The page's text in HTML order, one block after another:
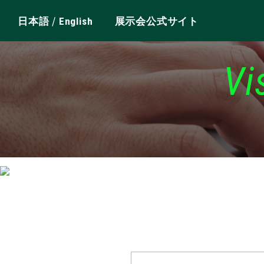
日本語/ English 展示会公式サイト